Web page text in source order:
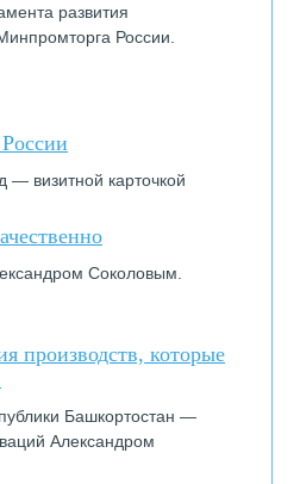
развития
России.
— визитной карточкой
Соколовым.
производств, которые
Башкортостан —
Александром